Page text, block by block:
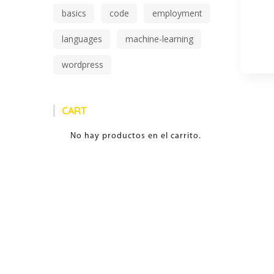
basics code employment
languages machine-learning
wordpress
CART
No hay productos en el carrito.